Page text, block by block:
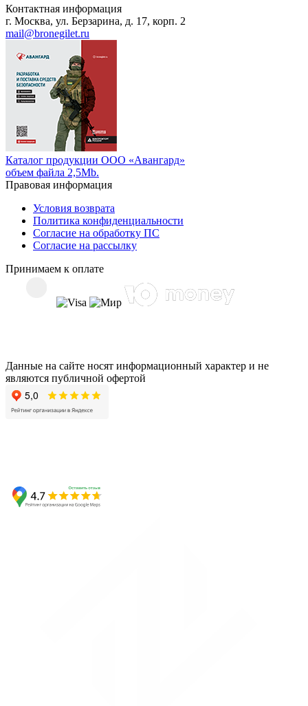
Контактная информация
г. Москва, ул. Берзарина, д. 17, корп. 2
mail@bronegilet.ru
Каталог продукции ООО «Авангард»
объем файла 2,5Mb.
Правовая информация
Условия возврата
Политика конфиденциальности
Согласие на обработку ПС
Согласие на рассылку
Принимаем к оплате
Данные на сайте носят информационный характер и не
являются публичной офертой